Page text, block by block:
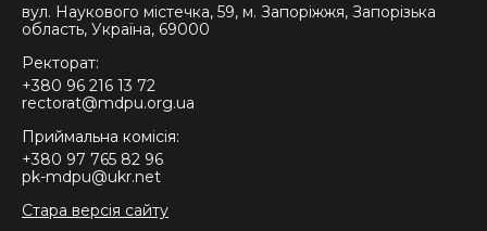
вул. Наукового містечка, 59, м. Запоріжжя, Запорізька
область, Україна, 69000
Ректорат:
+380 96 216 13 72
rectorat@mdpu.org.ua
Приймальна комісія:
+380 97 765 82 96
pk-mdpu@ukr.net
Стара версія сайту